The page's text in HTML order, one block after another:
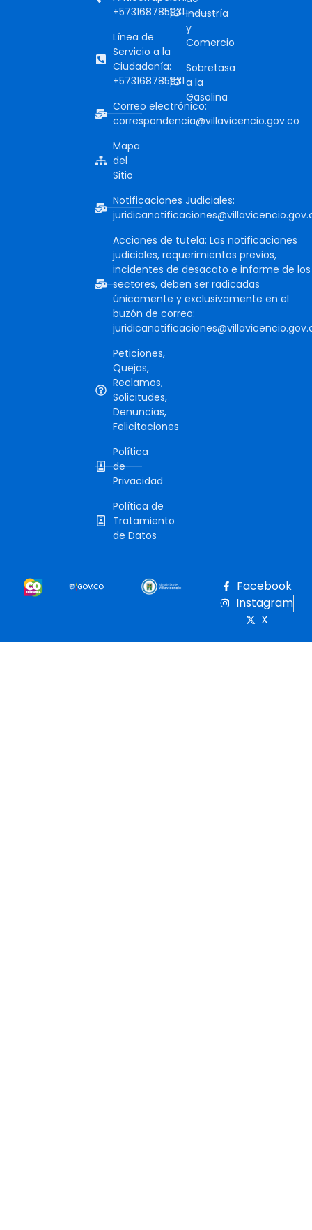
+573168785931
Línea de
Servicio a la
Ciudadanía:
+573168785931
Correo electrónico:
correspondencia@villavicencio.gov.co
Mapa
del
Sitio
Notificaciones Judiciales:
Acciones de tutela: Las notificaciones
judiciales, requerimientos previos,
incidentes de desacato e informe de los
sectores, deben ser radicadas
únicamente y exclusivamente en el
buzón de correo:
Peticiones,
Quejas,
Reclamos,
Solicitudes,
Denuncias,
Felicitaciones
Política
de
Privacidad
Política de
Tratamiento
de Datos
Industría
y
Comercio
Sobretasa
a la
Gasolina
Facebook
Instagram
X